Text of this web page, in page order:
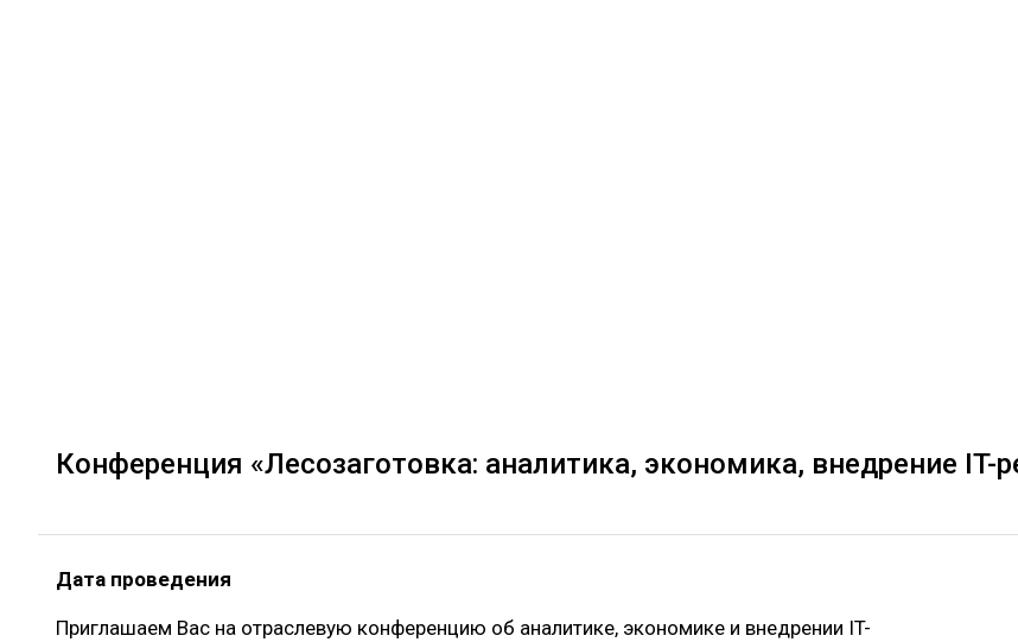
Конференция «Лесозаготовка: аналитика, экономика, внедрение IT-
Дата проведения
Приглашаем Вас на отраслевую конференцию об аналитике, экономике и внедрении IT-